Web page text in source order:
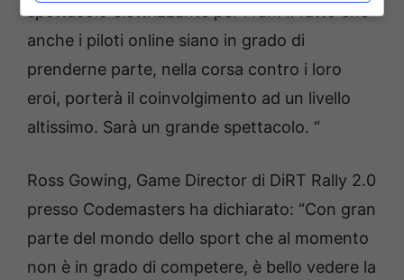
spettacolo elettrizzante per i fan. Il fatto che
anche i piloti online siano in grado di
prenderne parte, nella corsa contro i loro
eroi, porterà il coinvolgimento ad un livello
altissimo. Sarà un grande spettacolo. “
Ross Gowing, Game Director di DiRT Rally 2.0
presso Codemasters ha dichiarato: “Con gran
parte del mondo dello sport che al momento
non è in grado di competere, è bello vedere la